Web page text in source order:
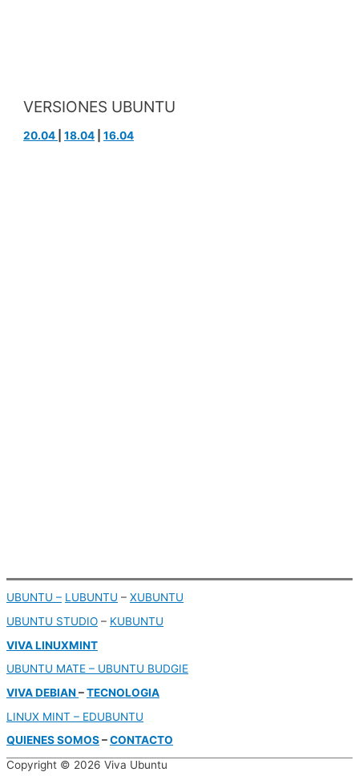
VERSIONES UBUNTU
20.04 |18.04 |16.04
UBUNTU – LUBUNTU – XUBUNTU
UBUNTU STUDIO – KUBUNTU
VIVA LINUXMINT
UBUNTU MATE – UBUNTU BUDGIE
VIVA DEBIAN–TECNOLOGIA
LINUX MINT – EDUBUNTU
QUIENES SOMOS–CONTACTO
Copyright © 2026 Viva Ubuntu